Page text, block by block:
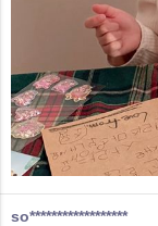
so******************